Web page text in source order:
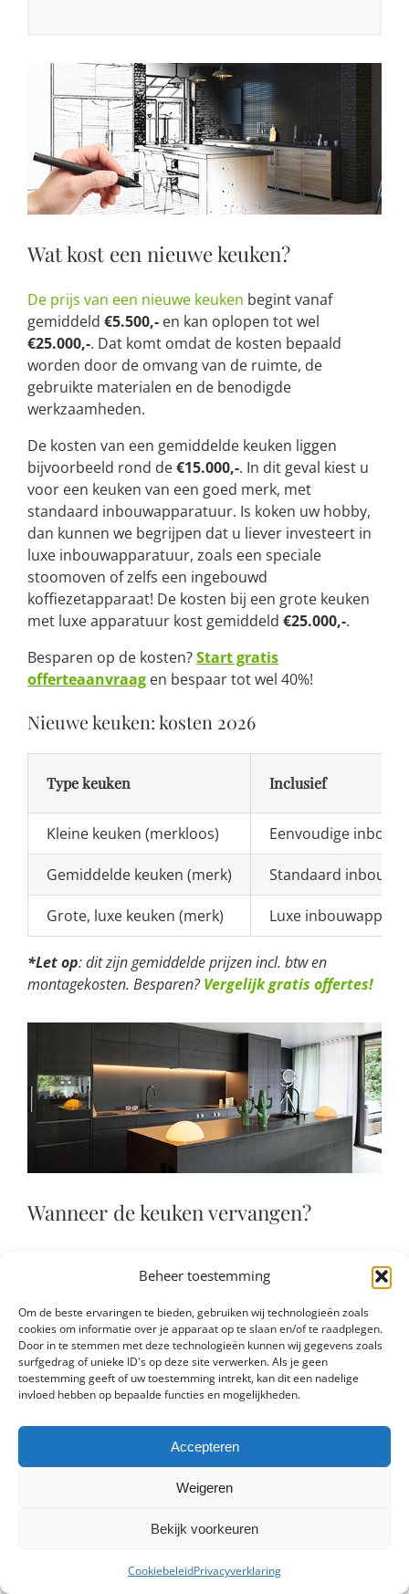
Beheer toestemming
Om de beste ervaringen te bieden, gebruiken wij technologieën zoals
cookies om informatie over je apparaat op te slaan en/of te raadplegen.
Door in te stemmen met deze technologieën kunnen wij gegevens zoals
surfgedrag of unieke ID's op deze site verwerken. Als je geen
toestemming geeft of uw toestemming intrekt, kan dit een nadelige
invloed hebben op bepaalde functies en mogelijkheden.
Accepteren
Weigeren
Bekijk voorkeuren
CookiebeleidPrivacyverklaring
Wat kost een nieuwe keuken?
De prijs van een nieuwe keuken begint vanaf
gemiddeld €5.500,- en kan oplopen tot wel
€25.000,-. Dat komt omdat de kosten bepaald
worden door de omvang van de ruimte, de
gebruikte materialen en de benodigde
werkzaamheden.
De kosten van een gemiddelde keuken liggen
bijvoorbeeld rond de€15.000,-. In dit geval kiest u
voor een keuken van een goed merk, met
standaard inbouwapparatuur. Is koken uw hobby,
dan kunnen we begrijpen dat u liever investeert in
luxe inbouwapparatuur, zoals een speciale
stoomoven of zelfs een ingebouwd
koffiezetapparaat! De kosten bij een grote keuken
met luxe apparatuur kost gemiddeld €25.000,-.
Besparen op de kosten?Start gratis
offerteaanvraag en bespaar tot wel 40%!
Nieuwe keuken: kosten 2026
Type keuken Inclusief
Kleine keuken (merkloos) Eenvoudige
Gemiddelde keuken (merk) Standaard
Grote, luxe keuken (merk) Luxe
*Let op: dit zijn gemiddelde prijzen incl. btw en
montagekosten. Besparen?Vergelijk gratis offertes!
Wanneer de keuken vervangen?
19 jaar. Uit onderzoek blijkt dat bijna een kwart van
tussen de 11 en 15 jaar oud is.
Waarom is het nodig om de gehele keuken te
vervangen?
achteruit en bovendien verbruiken oude apparaten
veel meer energie dan nieuwe, energiezuinige
keukenapparatuur. Bovendien kan het zijn dat de
vaker problemen ontstaan met de kraan.